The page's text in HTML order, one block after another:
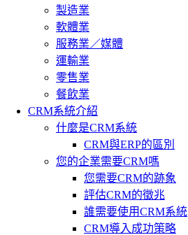
製造業
軟體業
服務業／媒體
運輸業
零售業
餐飲業
CRM系統介紹
什麼是CRM系統
CRM與ERP的區別
您的企業需要CRM嗎
您需要CRM的跡象
評估CRM的徵兆
誰需要使用CRM系統
CRM導入成功策略